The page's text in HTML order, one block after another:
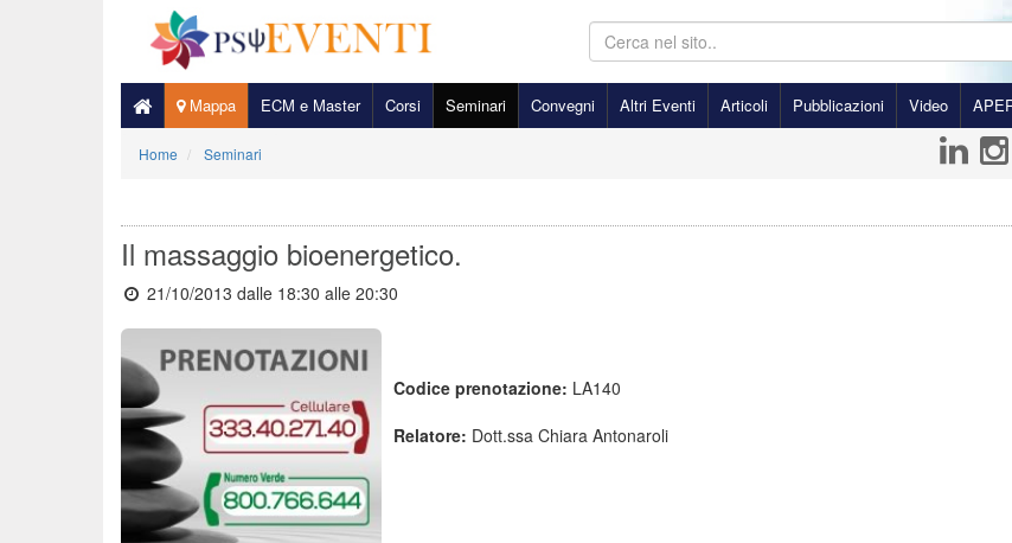
Mappa ECM e Master Corsi Seminari Convegni Altri Eventi Articoli Pubblicazioni Video
Home Seminari
Il massaggio bioenergetico.
21/10/2013 dalle 18:30 alle 20:30
Codice prenotazione: LA140
Relatore: Dott.ssa Chiara Antonaroli